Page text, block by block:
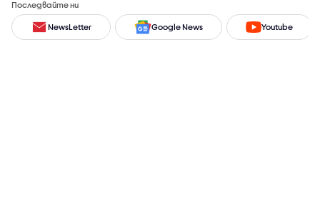
Последвайте ни
NewsLetter Google News Youtube